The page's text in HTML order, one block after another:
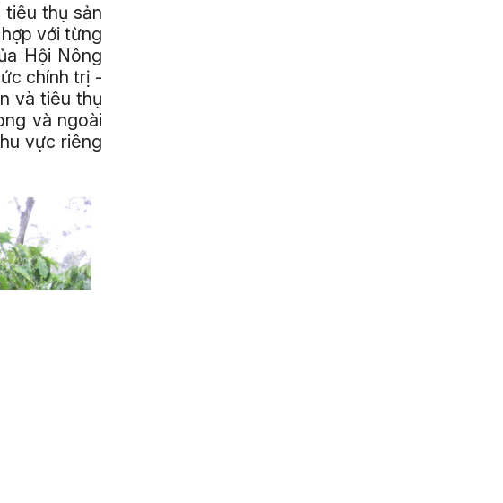
thụ sản
với từng
Hội Nông
chính trị -
và tiêu thụ
và ngoài
vực riêng